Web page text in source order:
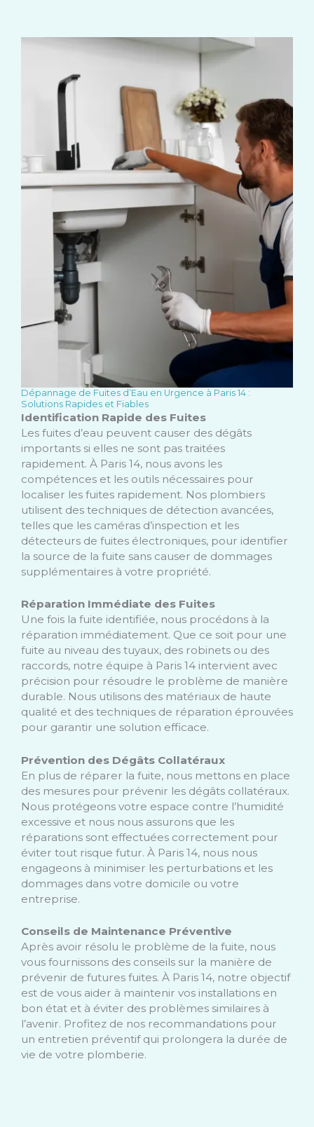
Dépannage de Fuites d’Eau en Urgence à Paris 14 :
Solutions Rapides et Fiables
Identification Rapide des Fuites
Les fuites d’eau peuvent causer des dégâts
importants si elles ne sont pas traitées
rapidement. À Paris 14, nous avons les
compétences et les outils nécessaires pour
localiser les fuites rapidement. Nos plombiers
utilisent des techniques de détection avancées,
telles que les caméras d’inspection et les
détecteurs de fuites électroniques, pour identifier
la source de la fuite sans causer de dommages
supplémentaires à votre propriété.
Réparation Immédiate des Fuites
Une fois la fuite identifiée, nous procédons à la
réparation immédiatement. Que ce soit pour une
fuite au niveau des tuyaux, des robinets ou des
raccords, notre équipe à Paris 14 intervient avec
précision pour résoudre le problème de manière
durable. Nous utilisons des matériaux de haute
qualité et des techniques de réparation éprouvées
pour garantir une solution efficace.
Prévention des Dégâts Collatéraux
En plus de réparer la fuite, nous mettons en place
des mesures pour prévenir les dégâts collatéraux.
Nous protégeons votre espace contre l’humidité
excessive et nous nous assurons que les
réparations sont effectuées correctement pour
éviter tout risque futur. À Paris 14, nous nous
engageons à minimiser les perturbations et les
dommages dans votre domicile ou votre
entreprise.
Conseils de Maintenance Préventive
Après avoir résolu le problème de la fuite, nous
vous fournissons des conseils sur la manière de
prévenir de futures fuites. À Paris 14, notre objectif
est de vous aider à maintenir vos installations en
bon état et à éviter des problèmes similaires à
l’avenir. Profitez de nos recommandations pour
un entretien préventif qui prolongera la durée de
vie de votre plomberie.